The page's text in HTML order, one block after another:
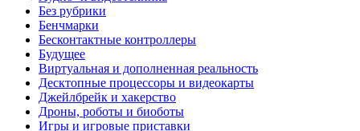
Без рубрики
Бенчмарки
Бесконтактные контроллеры
Будущее
Виртуальная и дополненная реальность
Десктопные процессоры и видеокарты
Джейлбрейк и хакерство
Дроны, роботы и биоботы
Игры и игровые приставки